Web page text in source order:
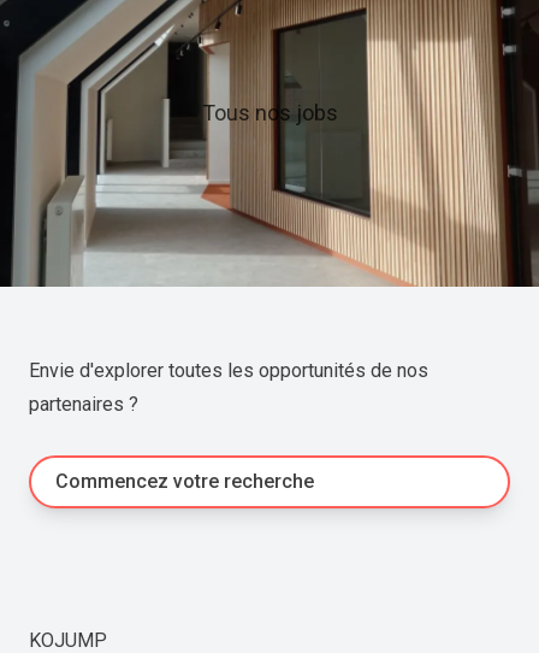
Tous nos jobs
Envie d'explorer toutes les opportunités de nos
partenaires ?
Commencez votre recherche
KOJUMP